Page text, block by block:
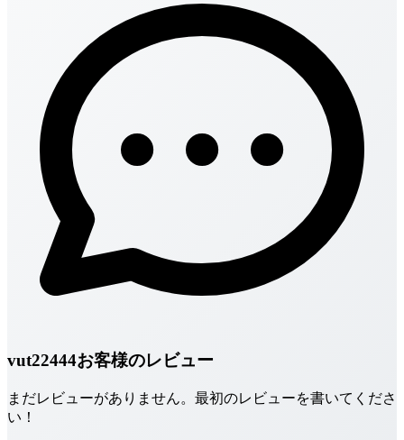
vut22444お客様のレビュー
まだレビューがありません。最初のレビューを書いてくださ
い！